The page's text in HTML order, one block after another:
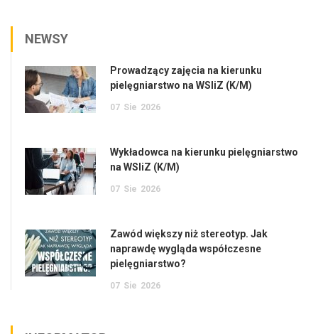
NEWSY
Prowadzący zajęcia na kierunku
pielęgniarstwo na WSIiZ (K/M)
07 Sie 2026
Wykładowca na kierunku pielęgniarstwo
na WSIiZ (K/M)
07 Sie 2026
Zawód większy niż stereotyp. Jak
naprawdę wygląda współczesne
pielęgniarstwo?
07 Sie 2026